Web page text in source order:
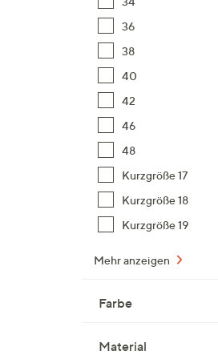
36
38
40
42
46
48
Kurzgröße 17
Kurzgröße 18
Kurzgröße 19
Mehr anzeigen
Farbe
Material